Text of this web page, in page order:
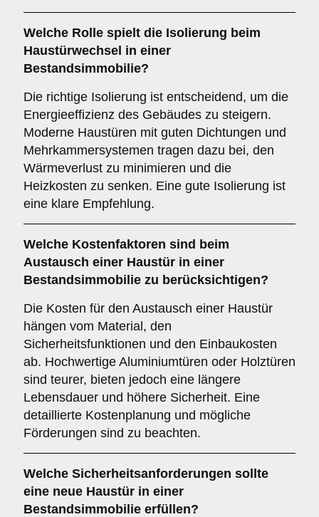
Welche Rolle spielt die Isolierung beim
Haustürwechsel in einer
Bestandsimmobilie?
Die richtige Isolierung ist entscheidend, um die
Energieeffizienz des Gebäudes zu steigern.
Moderne Haustüren mit guten Dichtungen und
Mehrkammersystemen tragen dazu bei, den
Wärmeverlust zu minimieren und die
Heizkosten zu senken. Eine gute Isolierung ist
eine klare Empfehlung.
Welche Kostenfaktoren sind beim
Austausch einer Haustür in einer
Bestandsimmobilie zu berücksichtigen?
Die Kosten für den Austausch einer Haustür
hängen vom Material, den
Sicherheitsfunktionen und den Einbaukosten
ab. Hochwertige Aluminiumtüren oder Holztüren
sind teurer, bieten jedoch eine längere
Lebensdauer und höhere Sicherheit. Eine
detaillierte Kostenplanung und mögliche
Förderungen sind zu beachten.
Welche Sicherheitsanforderungen sollte
eine neue Haustür in einer
Bestandsimmobilie erfüllen?